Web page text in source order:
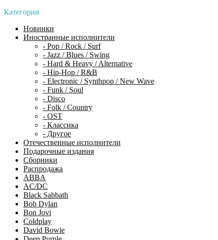
Категории
Новинки
Иностранные исполнители
- Pop / Rock / Surf
- Jazz / Blues / Swing
- Hard & Heavy / Alternative
- Hip-Hop / R&B
- Electronic / Synthpop / New Wave
- Funk / Soul
- Disco
- Folk / Country
- OST
- Классика
- Другое
Отечественные исполнители
Подарочные издания
Сборники
Распродажа
ABBA
AC/DC
Black Sabbath
Bob Dylan
Bon Jovi
Coldplay
David Bowie